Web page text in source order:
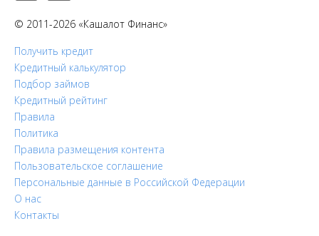
© 2011-2026 «Кашалот Финанс»
Получить кредит
Кредитный калькулятор
Подбор займов
Кредитный рейтинг
Правила
Политика
Правила размещения контента
Пользовательское соглашение
Персональные данные в Российской Федерации
О нас
Контакты